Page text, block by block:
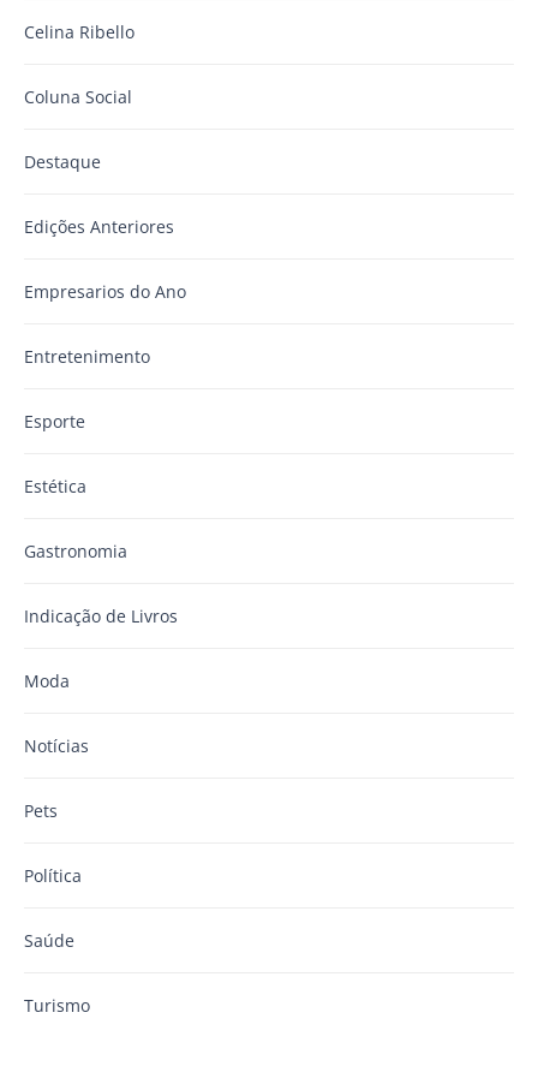
Celina Ribello
Coluna Social
Destaque
Edições Anteriores
Empresarios do Ano
Entretenimento
Esporte
Estética
Gastronomia
Indicação de Livros
Moda
Notícias
Pets
Política
Saúde
Turismo